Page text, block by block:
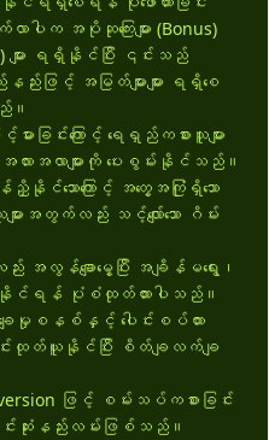
ါက အပိုဆုကြေးများ (Bonus)
ျား ရရှိနိုင်ပြီး ၎င်းသည်
းဖြင့် အမြတ်များများ ရရှိစေ
။
ားခြင်းကြောင့် ရေရှည်ကစားသူများ
အလာများကို ပေးစွမ်းနိုင်သည်။
နိုင်သောကြောင့် အတွေ့အကြုံရှိသော
ားအတွက်လည်း သင့်လျော်သော ဂိမ်း
အလွန်ချောမွေ့ပြီး အချိန်မရွေး၊
းနိုင်ရန် ပုံစံထုတ်ထားပါသည်။
ျေမှုစနစ်နှင့် ပေါင်းစပ်ထား
းထုတ်ယူနိုင်ပြီး စိတ်ချလက်ချ
ဖြင့် စမ်းသပ်ကစားခြင်း
င်းဆုံးနည်းလမ်းဖြစ်သည်။